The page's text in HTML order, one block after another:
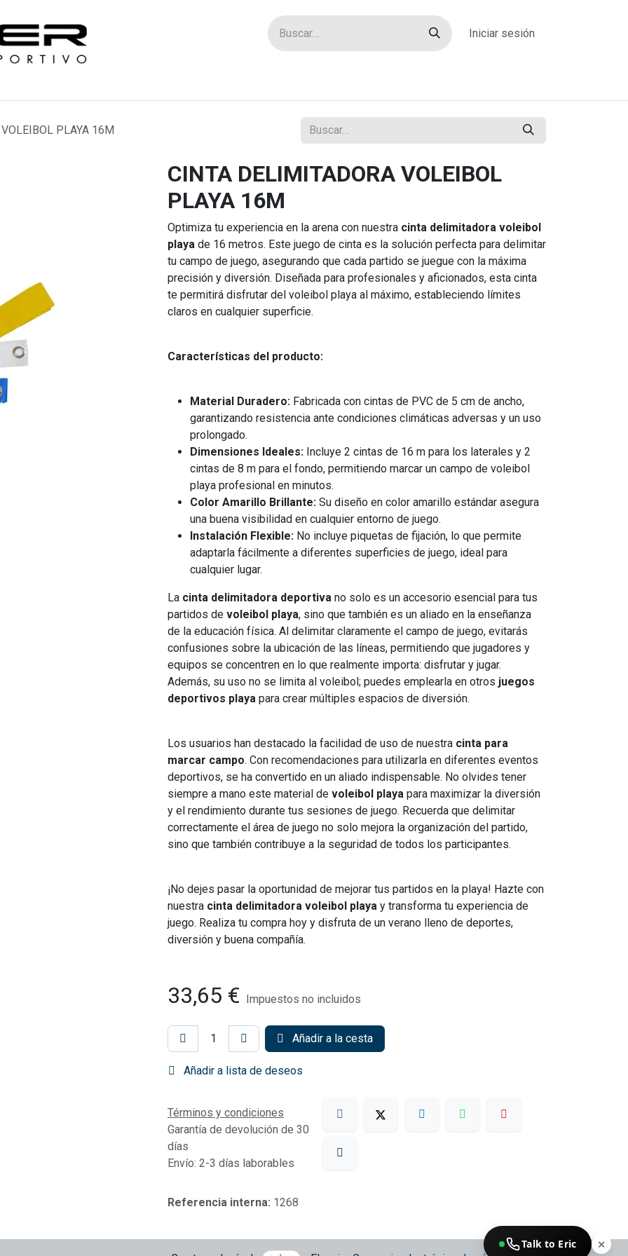
Iniciar sesión
PLAYA 16M
CINTA DELIMITADORA VOLEIBOL
PLAYA 16M
Optimiza tu experiencia en la arena con nuestra cinta delimitadora voleibol
playa de 16 metros. Este juego de cinta es la solución perfecta para delimitar
tu campo de juego, asegurando que cada partido se juegue con la máxima
precisión y diversión. Diseñada para profesionales y aficionados, esta cinta
te permitirá disfrutar del voleibol playa al máximo, estableciendo límites
claros en cualquier superficie.
Características del producto:
Material Duradero: Fabricada con cintas de PVC de 5 cm de ancho,
garantizando resistencia ante condiciones climáticas adversas y un uso
prolongado.
Dimensiones Ideales: Incluye 2 cintas de 16 m para los laterales y 2
cintas de 8 m para el fondo, permitiendo marcar un campo de voleibol
playa profesional en minutos.
Color Amarillo Brillante: Su diseño en color amarillo estándar asegura
una buena visibilidad en cualquier entorno de juego.
Instalación Flexible: No incluye piquetas de fijación, lo que permite
adaptarla fácilmente a diferentes superficies de juego, ideal para
cualquier lugar.
La cinta delimitadora deportiva no solo es un accesorio esencial para tus
partidos de voleibol playa, sino que también es un aliado en la enseñanza
de la educación física. Al delimitar claramente el campo de juego, evitarás
confusiones sobre la ubicación de las líneas, permitiendo que jugadores y
equipos se concentren en lo que realmente importa: disfrutar y jugar.
Además, su uso no se limita al voleibol; puedes emplearla en otros juegos
deportivos playa para crear múltiples espacios de diversión.
Los usuarios han destacado la facilidad de uso de nuestra cinta para
marcar campo. Con recomendaciones para utilizarla en diferentes eventos
deportivos, se ha convertido en un aliado indispensable. No olvides tener
siempre a mano este material de voleibol playa para maximizar la diversión
y el rendimiento durante tus sesiones de juego. Recuerda que delimitar
correctamente el área de juego no solo mejora la organización del partido,
sino que también contribuye a la seguridad de todos los participantes.
¡No dejes pasar la oportunidad de mejorar tus partidos en la playa! Hazte con
nuestra cinta delimitadora voleibol playa y transforma tu experiencia de
juego. Realiza tu compra hoy y disfruta de un verano lleno de deportes,
diversión y buena compañía.
33,65 € Impuestos no incluidos
Añadir a la cesta
Añadir a lista de deseos
Términos y condiciones
Garantía de devolución de 30
días
Envío: 2-3 días laborables
Referencia interna: 1268
Talk to Eric ✕